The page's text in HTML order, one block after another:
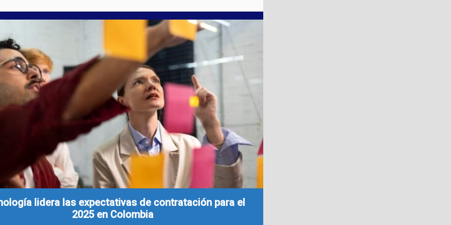
lidera las expectativas de contratación para el
2025 en Colombia